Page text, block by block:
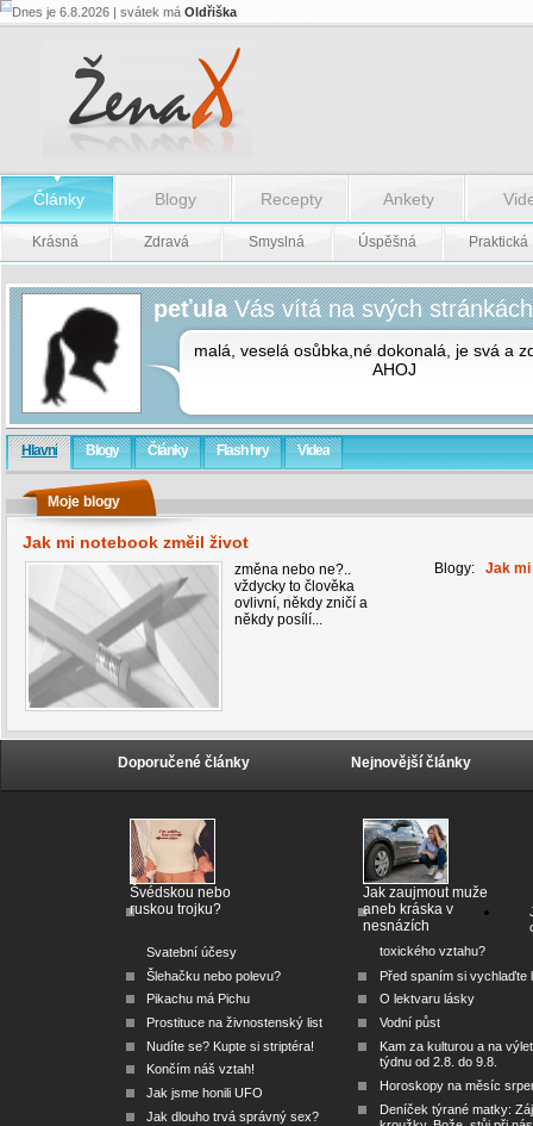
Dnes je 6.8.2026 | svátek má Oldřiška
Články Blogy Recepty Ankety
Krásná Zdravá Smyslná Úspěšná Praktická
peťula Vás vítá na svých stránkách
malá, veselá osůbka,né dokonalá, je svá a
AHOJ
Hlavní Blogy Články Flash hry Videa
Moje blogy
Jak mi notebook změil život
změna nebo ne?..
vždycky to člověka
ovlivní, někdy zničí a
někdy posílí...
Blogy: Jak mi
Doporučené články
Švédskou nebo
ruskou trojku?
Svatební účesy
Šlehačku nebo polevu?
Pikachu má Pichu
Prostituce na živnostenský list
Nudíte se? Kupte si striptéra!
Končím náš vztah!
Jak jsme honili UFO
Jak dlouho trvá správný sex?
Nejnovější články
Jak zaujmout muže
aneb kráska v
nesnázích
toxického vztahu?
Před spaním si vychlaďte
O lektvaru lásky
Vodní půst
Kam za kulturou a na
týdnu od 2.8. do 9.8.
Horoskopy na měsíc
Deníček týrané matky: